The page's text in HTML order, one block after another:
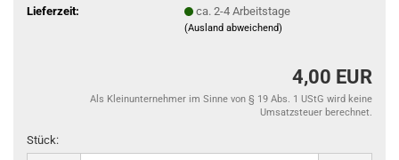
Lieferzeit:
ca. 2-4 Arbeitstage
(Ausland abweichend)
4,00 EUR
Als Kleinunternehmer im Sinne von § 19 Abs. 1 UStG wird keine
Umsatzsteuer berechnet.
Stück: